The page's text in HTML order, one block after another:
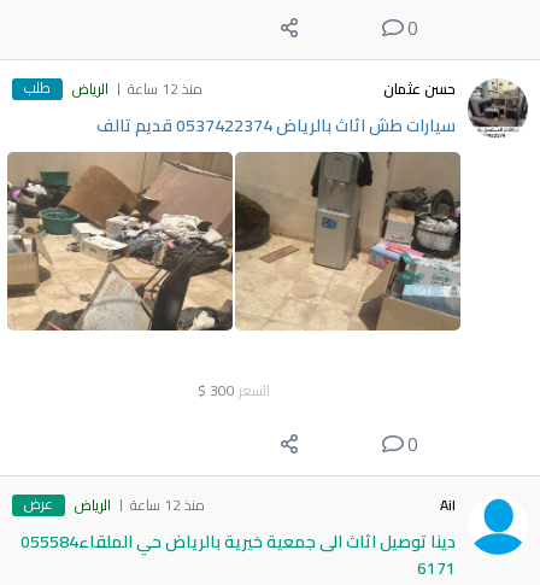
0
حسن عثمان منذ 12 ساعة الرياض طلب
سيارات طش اثاث بالرياض 0537422374 قديم تالف
السعر 300
$
0
Ail منذ 12 ساعة الرياض عرض
دينا توصيل اثاث الى جمعية خيرية بالرياض حي الملقاء055584
6171